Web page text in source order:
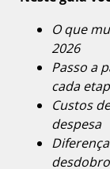
O que
2026
Passo a
cada
Custos
despesa